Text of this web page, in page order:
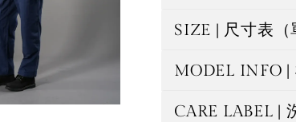
SIZE | 尺寸表（
MODEL INFO |
CARE LABEL |